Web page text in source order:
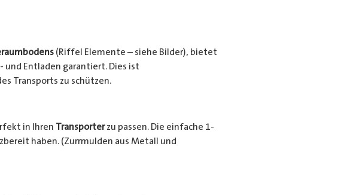
(Riffel Elemente – siehe Bilder), bietet
Entladen garantiert. Dies ist
Transports zu schützen.
in Ihren Transporterzu passen. Die einfache 1-
haben. (Zurrmulden aus Metall und